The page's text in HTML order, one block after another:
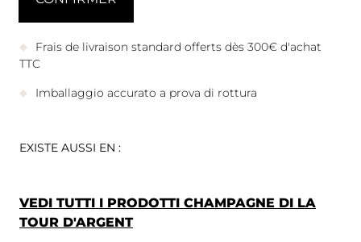
Frais de livraison standard offerts dès 300€ d'achat
TTC
Imballaggio accurato a prova di rottura
EXISTE AUSSI EN :
VEDI TUTTI I PRODOTTI CHAMPAGNE DI LA
TOUR D'ARGENT